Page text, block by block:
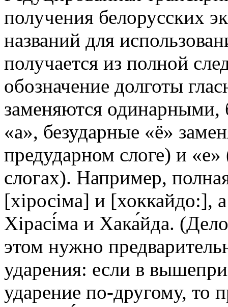
получения белорусских
названий для
получается из полной
обозначение долготы
заменяются одинарными,
«а», безударные «ё»
предударном слоге) и
слогах). Например,
[хіросіма] и [хоккайдо:],
Хірасі́ма и Хака́йда.
этом нужно
ударения: если в
ударение по-другому, то